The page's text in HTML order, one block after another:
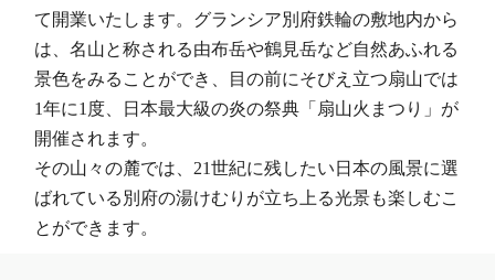
て開業いたします。グランシア別府鉄輪の敷地内から
は、名山と称される由布岳や鶴見岳など自然あふれる
景色をみることができ、目の前にそびえ立つ扇山では
1年に1度、日本最大級の炎の祭典「扇山火まつり」が
開催されます。
その山々の麓では、21世紀に残したい日本の風景に選
ばれている別府の湯けむりが立ち上る光景も楽しむこ
とができます。